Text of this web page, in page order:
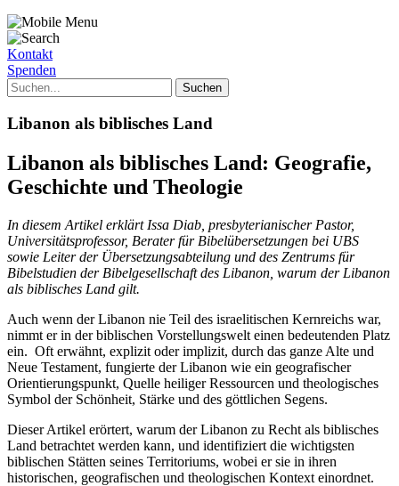
Kontakt
Spenden
Libanon als biblisches Land
Libanon als biblisches Land: Geografie,
Geschichte und Theologie
In diesem Artikel erklärt Issa Diab, presbyterianischer Pastor,
Universitätsprofessor, Berater für Bibelübersetzungen bei UBS
sowie Leiter der Übersetzungsabteilung und des Zentrums für
Bibelstudien der Bibelgesellschaft des Libanon, warum der Libanon
als biblisches Land gilt.
Auch wenn der Libanon nie Teil des israelitischen Kernreichs war,
nimmt er in der biblischen Vorstellungswelt einen bedeutenden Platz
ein. Oft erwähnt, explizit oder implizit, durch das ganze Alte und
Neue Testament, fungierte der Libanon wie ein geografischer
Orientierungspunkt, Quelle heiliger Ressourcen und theologisches
Symbol der Schönheit, Stärke und des göttlichen Segens.
Dieser Artikel erörtert, warum der Libanon zu Recht als biblisches
Land betrachtet werden kann, und identifiziert die wichtigsten
biblischen Stätten seines Territoriums, wobei er sie in ihren
historischen, geografischen und theologischen Kontext einordnet.